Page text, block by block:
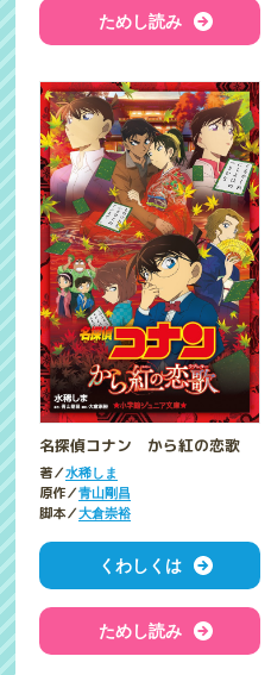
ためし読み
名探偵コナン から紅の恋歌
著／水稀しま
原作／青山剛昌
脚本／大倉崇裕
くわしくは
ためし読み